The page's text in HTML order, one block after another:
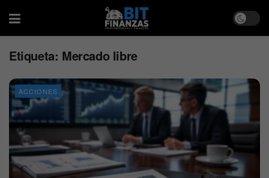
Etiqueta: Mercado libre
ACCIONES